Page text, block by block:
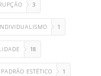
3
1
18
PADRÃO ESTÉTICO 1